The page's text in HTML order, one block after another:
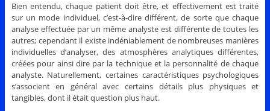
Bien entendu, chaque patient doit être, et effectivement est traité
sur un mode individuel, c’est-à-dire différent, de sorte que chaque
analyse effectuée par un même analyste est différente de toutes les
autres; cependant il existe indéniablement de nombreuses manières
individuelles d’analyser, des atmosphères analytiques différentes,
créées pour ainsi dire par la technique et la personnalité de chaque
analyste. Naturellement, certaines caractéristiques psychologiques
s’associent en général avec certains détails plus physiques et
tangibles, dont il était question plus haut.